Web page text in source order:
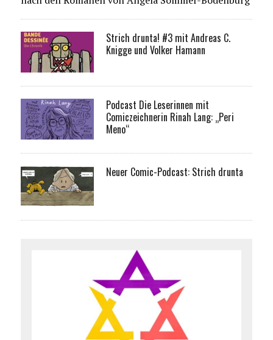
Strich drunta! #3 mit Andreas C.
Knigge und Volker Hamann
Podcast Die Leserinnen mit
Comiczeichnerin Rinah Lang: „Peri
Meno“
Neuer Comic-Podcast: Strich drunta